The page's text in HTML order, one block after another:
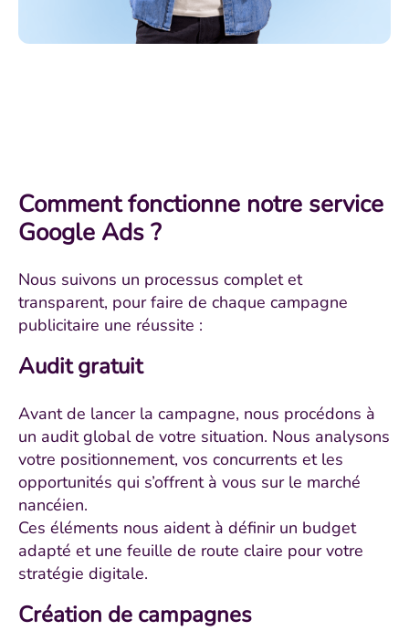
Comment fonctionne notre service
Google Ads ?
Nous suivons un processus complet et
transparent, pour faire de chaque campagne
publicitaire une réussite :
Audit gratuit
Avant de lancer la campagne, nous procédons à
un audit global de votre situation. Nous analysons
votre positionnement, vos concurrents et les
opportunités qui s’offrent à vous sur le marché
nancéien.
Ces éléments nous aident à définir un budget
adapté et une feuille de route claire pour votre
stratégie digitale.
Création de campagnes